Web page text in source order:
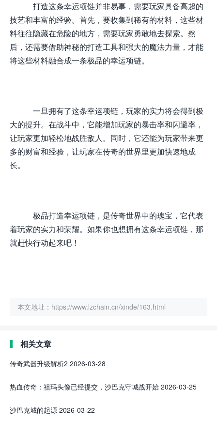
打造这条幸运项链并非易事，需要玩家具备高超的
技艺和丰富的经验。首先，要收集到稀有的材料，这些材
料往往隐藏在危险的地方，需要玩家勇敢地去探索。然
后，还需要借助神秘的打造工具和强大的魔法力量，才能
将这些材料融合成一条极品的幸运项链。
一旦拥有了这条幸运项链，玩家的实力将会得到极
大的提升。在战斗中，它能增加玩家的暴击率和闪避率，
让玩家更加轻松地战胜敌人。同时，它还能为玩家带来更
多的财富和经验，让玩家在传奇的世界里更加快速地成
长。
极品打造幸运项链，是传奇世界中的瑰宝，它代表
着玩家的实力和荣耀。如果你也想拥有这条幸运项链，那
就赶快行动起来吧！
本文地址：https://www.lzchain.cn/xinde/163.html
相关文章
传奇武器升级解析2 2026-03-28
热血传奇：祖玛头像已经提交，沙巴克守城战开始 2026-03-25
沙巴克城的起源 2026-03-22